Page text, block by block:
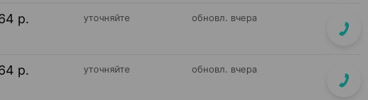
р. уточняйте обновл. вчера
р. уточняйте обновл. вчера